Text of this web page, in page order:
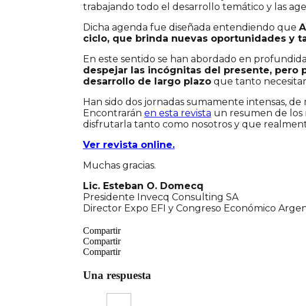
trabajando todo el desarrollo temático y las
Dicha agenda fue diseñada entendiendo que
ciclo, que brinda nuevas oportunidades y
En este sentido se han abordado en
despejar las incógnitas del presente, pero
desarrollo de largo plazoque tanto
Han sido dos jornadas sumamente intensas,
Encontrarán en esta revista un resumen de los
disfrutarla tanto como nosotros y que
Ver revista online.
Muchas gracias.
Lic. Esteban O. Domecq
Presidente Invecq Consulting SA
Director Expo EFI y Congreso Económico
Compartir
Compartir
Compartir
Una respuesta